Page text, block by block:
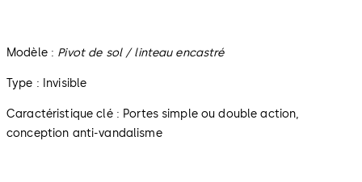
Modèle : Pivot de sol / linteau encastré
Type : Invisible
Caractéristique clé : Portes simple ou double action,
conception anti-vandalisme